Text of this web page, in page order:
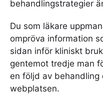
behandlingstrategier
Du som läkare
ompröva information
sidan inför kliniskt
gentemot tredje man
en följd av behandling
webplatsen.